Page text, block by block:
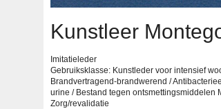
Kunstleer
Imitatieleder
Gebruiksklasse: Kunstleder voor intensief
Brandvertragend-brandwerend /
urine / Bestand tegen ontsmettingsmiddelen
Zorg/revalidatie